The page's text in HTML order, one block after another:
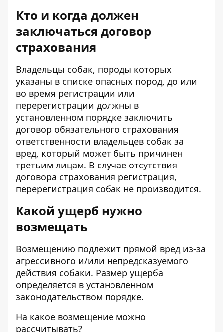
Кто и когда должен
заключаться договор
страхования
Владельцы собак, породы которых
указаны в списке опасных пород, до или
во время регистрации или
перерегистрации должны в
установленном порядке заключить
договор обязательного страхования
ответственности владельцев собак за
вред, который может быть причинен
третьим лицам. В случае отсутствия
договора страхования регистрация,
перерегистрация собак не производится.
Какой ущерб нужно
возмещать
Возмещению подлежит прямой вред из-за
агрессивного и/или непредсказуемого
действия собаки. Размер ущерба
определяется в установленном
законодательством порядке.
На какое возмещение можно
рассчитывать?